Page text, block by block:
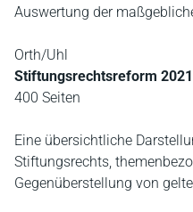
Auswertung der
Orth/Uhl
Stiftungsrechtsreform 2021
400 Seiten
Eine übersichtliche
Stiftungsrechts,
Gegenüberstellung von